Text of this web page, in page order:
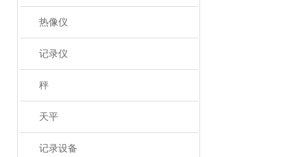
热像仪
记录仪
秤
天平
记录设备